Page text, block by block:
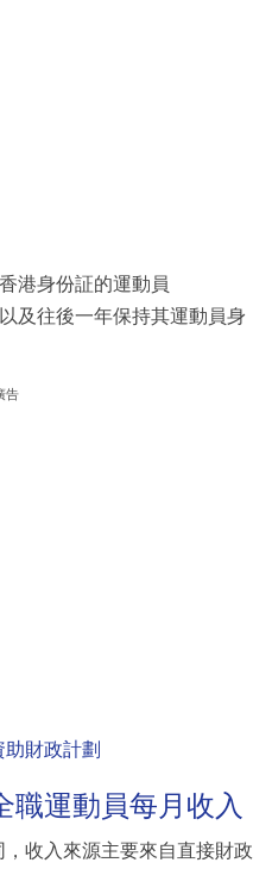
港身份証的運動員
及往後一年保持其運動員身
告
財政計劃
職運動員每月收入
收入來源主要來自直接財政